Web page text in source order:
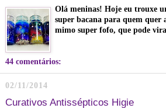
Olá meninas! Hoje eu trouxe
super bacana para quem quer
mimo super fofo, que pode
44 comentários:
02/11/2014
Curativos Antissépticos Higie